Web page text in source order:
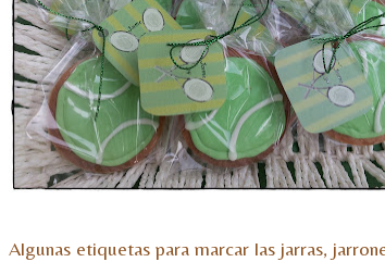
Algunas etiquetas para marcar las jarras,